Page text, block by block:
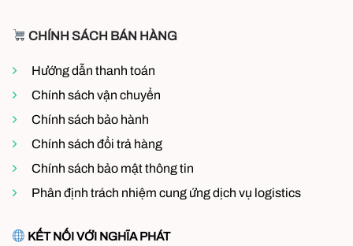
Có hóa đơn VAT, bảo hành đầy đủ
Uy tín lâu năm trong lĩnh vực quạt công nghiệp
& quạt dân dụng, thông gió làm mát
Liên hệ Hotline: 0973 280 115 – 097 119
CHÍNH SÁCH BÁN HÀNG
Hướng dẫn thanh toán
Chính sách vận chuyển
Chính sách bảo hành
Chính sách đổi trả hàng
Chính sách bảo mật thông tin
Phân định trách nhiệm cung ứng dịch vụ logistics
KẾT NỐI VỚI NGHĨA PHÁT